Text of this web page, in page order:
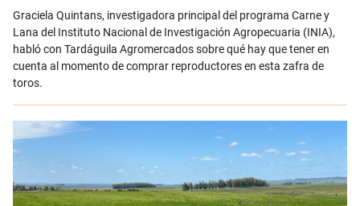
Email
Graciela Quintans, investigadora principal del programa Carne y
Lana del Instituto Nacional de Investigación Agropecuaria (INIA),
habló con Tardáguila Agromercados sobre qué hay que tener en
cuenta al momento de comprar reproductores en esta zafra de
toros.